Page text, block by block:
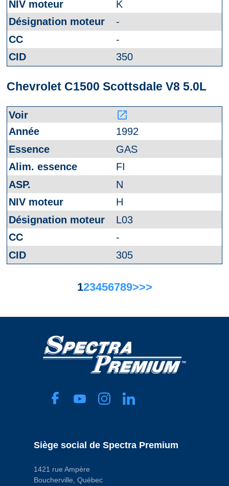
K
-
-
350
Chevrolet C1500 Scottsdale V8 5.0L
launch
1992
GAS
FI
N
H
L03
-
305
123456789>>>
Siège social de Spectra Premium
1421 rue Ampère
Boucherville, Québec